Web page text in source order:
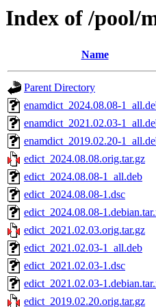
Index of /pool/
Name
Parent Directory
enamdict_2024.08.08-
enamdict_2021.02.03-
enamdict_2019.02.20-
edict_2024.08.08.orig.tar.gz
edict_2024.08.08-1_all.deb
edict_2024.08.08-1.dsc
edict_2024.08.08-
edict_2021.02.03.orig.tar.gz
edict_2021.02.03-1_all.deb
edict_2021.02.03-1.dsc
edict_2021.02.03-
edict_2019.02.20.orig.tar.gz